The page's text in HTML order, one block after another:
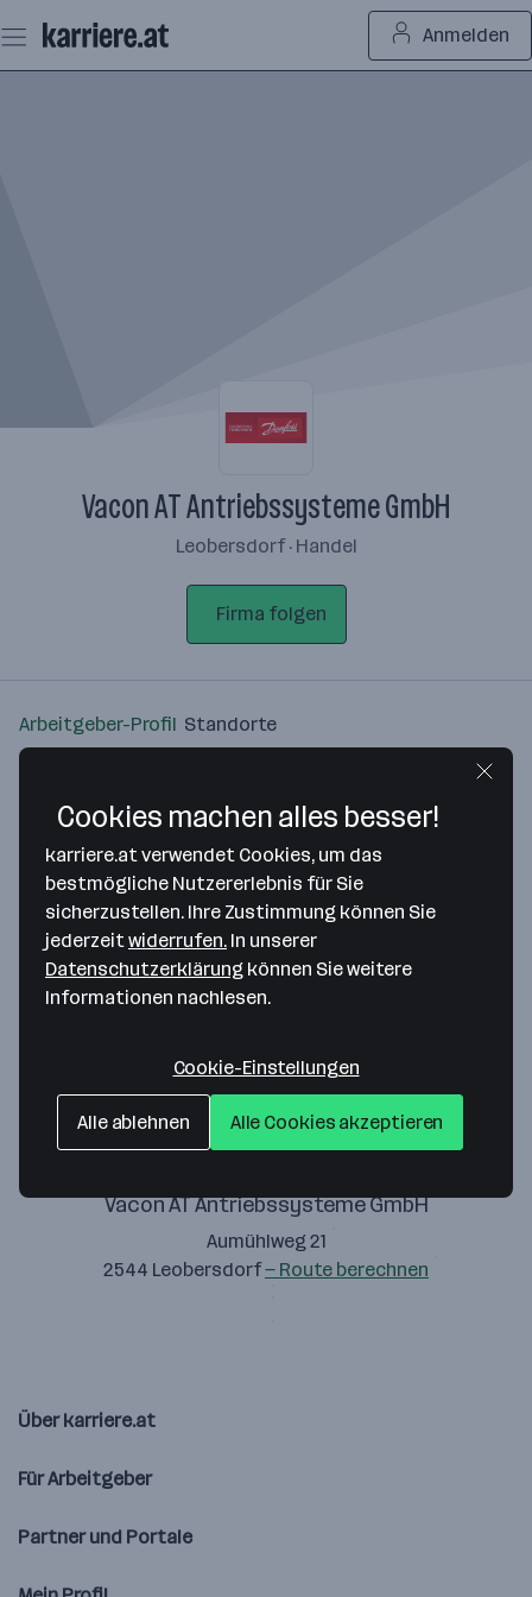
Seiteninhalt
springen
Anmelden
Vacon AT Antriebssysteme GmbH
Leobersdorf · Handel
Firma folgen
Arbeitgeber-Profil Standorte
Bitte stimme unseren Cookie-
Richtlinien zu, um diese Karte
anzuzeigen.
Vacon AT Antriebssysteme GmbH
Aumühlweg 21
2544 Leobersdorf— Route berechnen
Über karriere.at
Für Arbeitgeber
Partner und Portale
Cookies machen alles besser!
karriere.at verwendet Cookies, um das
bestmögliche Nutzererlebnis für Sie
sicherzustellen. Ihre Zustimmung können Sie
jederzeitwiderrufen. In unserer
Datenschutzerklärung können Sie weitere
Informationen nachlesen.
Cookie-Einstellungen
Alle ablehnen Alle Cookies akzeptieren